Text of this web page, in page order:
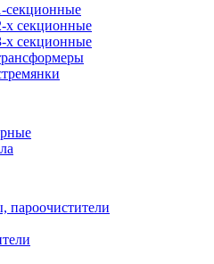
секционные
х секционные
х секционные